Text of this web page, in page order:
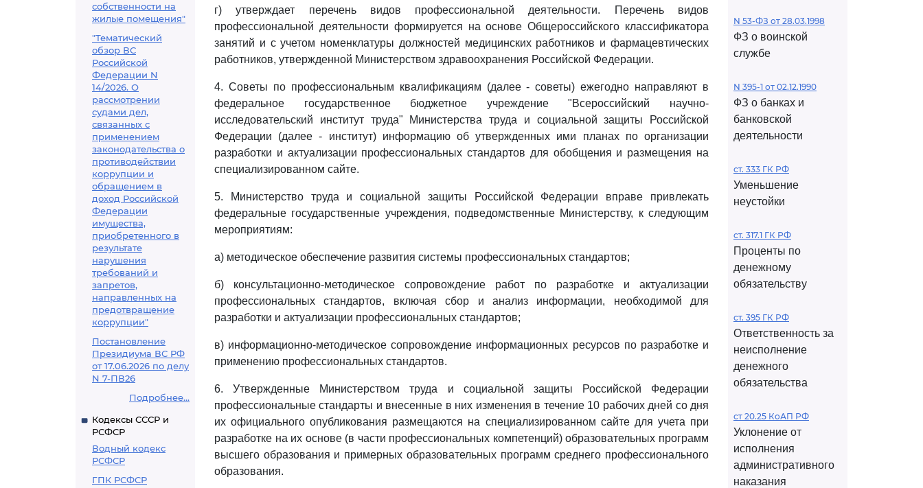
собственности на
жилые помещения"
"Тематический
обзор ВС
Российской
Федерации N
14/2026. О
рассмотрении
судами дел,
связанных с
применением
законодательства о
противодействии
коррупции и
обращением в
доход Российской
Федерации
имущества,
приобретенного в
результате
нарушения
требований и
запретов,
направленных на
предотвращение
коррупции"
Постановление
Президиума ВС РФ
от 17.06.2026 по делу
N 7-ПВ26
Подробнее...
Кодексы СССР и
РСФСР
Водный кодекс
РСФСР
ГПК РСФСР
г) утверждает перечень видов профессиональной деятельности. Перечень видов
профессиональной деятельности формируется на основе Общероссийского классификатора
занятий и с учетом номенклатуры должностей медицинских работников и фармацевтических
работников, утвержденной Министерством здравоохранения Российской Федерации.
4. Советы по профессиональным квалификациям (далее - советы) ежегодно направляют в
федеральное государственное бюджетное учреждение "Всероссийский научно-
исследовательский институт труда" Министерства труда и социальной защиты Российской
Федерации (далее - институт) информацию об утвержденных ими планах по организации
разработки и актуализации профессиональных стандартов для обобщения и размещения на
специализированном сайте.
5. Министерство труда и социальной защиты Российской Федерации вправе привлекать
федеральные государственные учреждения, подведомственные Министерству, к следующим
мероприятиям:
а) методическое обеспечение развития системы профессиональных стандартов;
б) консультационно-методическое сопровождение работ по разработке и актуализации
профессиональных стандартов, включая сбор и анализ информации, необходимой для
разработки и актуализации профессиональных стандартов;
в) информационно-методическое сопровождение информационных ресурсов по разработке и
применению профессиональных стандартов.
6. Утвержденные Министерством труда и социальной защиты Российской Федерации
профессиональные стандарты и внесенные в них изменения в течение 10 рабочих дней со дня
их официального опубликования размещаются на специализированном сайте для учета при
разработке на их основе (в части профессиональных компетенций) образовательных программ
высшего образования и примерных образовательных программ среднего профессионального
образования.
N 53-ФЗ от 28.03.1998
ФЗ о воинской
службе
N 395-1 от 02.12.1990
ФЗ о банках и
банковской
деятельности
ст. 333 ГК РФ
Уменьшение
неустойки
ст. 317.1 ГК РФ
Проценты по
денежному
обязательству
ст. 395 ГК РФ
Ответственность за
неисполнение
денежного
обязательства
ст 20.25 КоАП РФ
Уклонение от
исполнения
административного
наказания